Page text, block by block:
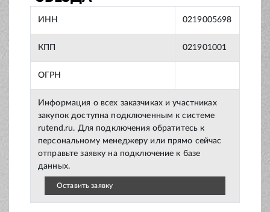
ИНН 0219005698
КПП 021901001
ОГРН
Информация о всех заказчиках и участниках
закупок доступна подключенным к системе
rutend.ru. Для подключения обратитесь к
персональному менеджеру или прямо сейчас
отправьте заявку на подключение к базе
данных.
Оставить заявку